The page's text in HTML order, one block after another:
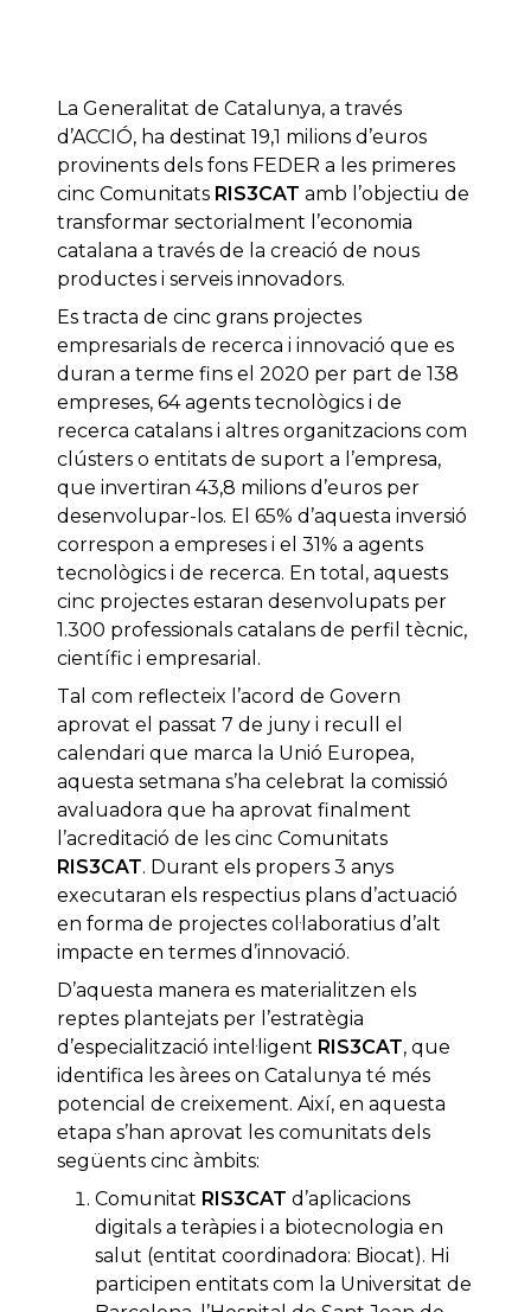
La Generalitat de Catalunya, a través
d’ACCIÓ, ha destinat 19,1 milions d’euros
provinents dels fons FEDER a les primeres
cinc Comunitats RIS3CAT amb l’objectiu de
transformar sectorialment l’economia
catalana a través de la creació de nous
productes i serveis innovadors.
Es tracta de cinc grans projectes
empresarials de recerca i innovació que es
duran a terme fins el 2020 per part de 138
empreses, 64 agents tecnològics i de
recerca catalans i altres organitzacions com
clústers o entitats de suport a l’empresa,
que invertiran 43,8 milions d’euros per
desenvolupar-los. El 65% d’aquesta inversió
correspon a empreses i el 31% a agents
tecnològics i de recerca. En total, aquests
cinc projectes estaran desenvolupats per
1.300 professionals catalans de perfil tècnic,
científic i empresarial.
Tal com reflecteix l’acord de Govern
aprovat el passat 7 de juny i recull el
calendari que marca la Unió Europea,
aquesta setmana s’ha celebrat la comissió
avaluadora que ha aprovat finalment
l’acreditació de les cinc Comunitats
RIS3CAT. Durant els propers 3 anys
executaran els respectius plans d’actuació
en forma de projectes col·laboratius d’alt
impacte en termes d’innovació.
D’aquesta manera es materialitzen els
reptes plantejats per l’estratègia
d’especialització intel·ligent RIS3CAT, que
identifica les àrees on Catalunya té més
potencial de creixement. Així, en aquesta
etapa s’han aprovat les comunitats dels
següents cinc àmbits:
Comunitat RIS3CAT d’aplicacions
digitals a teràpies i a biotecnologia en
salut (entitat coordinadora: Biocat). Hi
participen entitats com la Universitat de